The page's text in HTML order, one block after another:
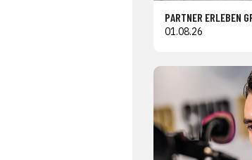
PARTNER ERLEBEN
01.08.26